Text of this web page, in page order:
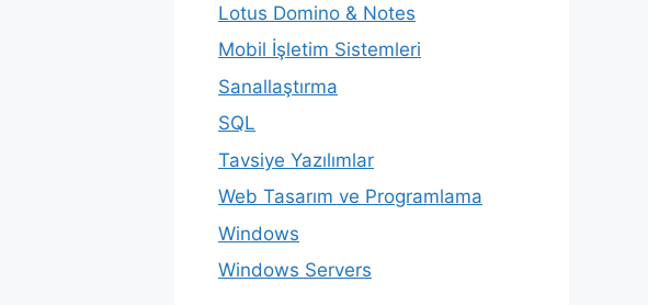
Lotus Domino & Notes
Mobil İşletim Sistemleri
Sanallaştırma
SQL
Tavsiye Yazılımlar
Web Tasarım ve Programlama
Windows
Windows Servers